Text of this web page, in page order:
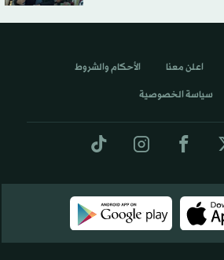
اعلن معنا الأحكام والشروط
سياسة الخصوصية